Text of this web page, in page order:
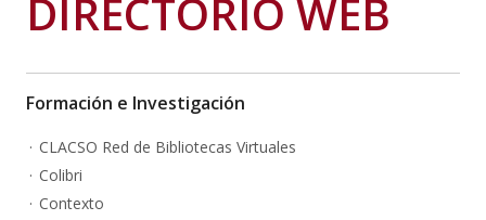
DIRECTORIO WEB
Formación e Investigación
CLACSO Red de Bibliotecas Virtuales
Colibri
Contexto